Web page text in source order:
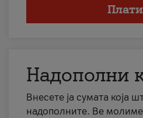
Плати
Надополни
Внесете ја сумата која
надополните. Ве